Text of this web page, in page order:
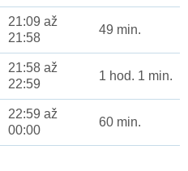
21:09 až
21:58
49 min.
21:58 až
22:59
1 hod. 1 min.
22:59 až
00:00
60 min.